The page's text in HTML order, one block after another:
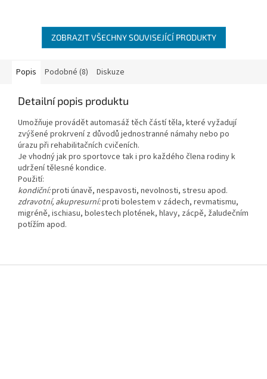
ZOBRAZIT VŠECHNY SOUVISEJÍCÍ PRODUKTY
Popis Podobné (8) Diskuze
Detailní popis produktu
Umožňuje provádět automasáž těch částí těla, které vyžadují
zvýšené prokrvení z důvodů jednostranné námahy nebo po
úrazu při rehabilitačních cvičeních.
Je vhodný jak pro sportovce tak i pro každého člena rodiny k
udržení tělesné kondice.
Použití:
kondiční:proti únavě, nespavosti, nevolnosti, stresu apod.
zdravotní, akupresurní:proti bolestem v zádech, revmatismu,
migréně, ischiasu, bolestech plotének, hlavy, zácpě, žaludečním
potížím apod.